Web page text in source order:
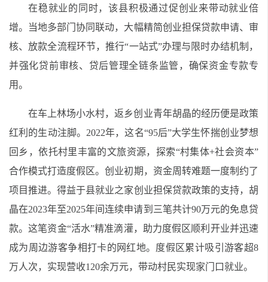
在稳就业的同时，该县积极通过促创业来带动就业倍
增。当地多部门协同联动，大幅精简创业担保贷款申请、审
核、放款全流程环节，推行“一站式”办理与限时办结机制，
并强化贷前审核、贷后管理全链条监管，确保资金专款专
用。
在车上林场小水村，返乡创业青年胡晶的经历便是政策
红利的生动注脚。2022年，这名“95后”大学生怀揣创业梦想
回乡，依托村里丰富的文旅资源，探索“村集体+社会资本”
合作模式打造度假区。创业初期，资金周转难题一度制约了
项目推进。得益于县就业之家创业担保贷款政策的支持，胡
晶在2023年至2025年间连续申请到三笔共计90万元的免息贷
款。这笔资金“活水”精准滴灌，助力度假区顺利开业并迅速
成为周边游客争相打卡的网红地。度假区累计吸引游客超8
万人次，实现营收120余万元，带动村民实现家门口就业。